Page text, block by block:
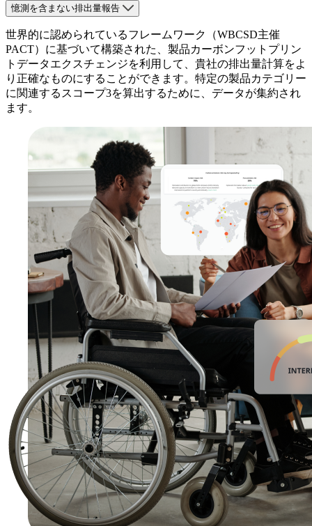
憶測を含まない排出量報告
世界的に認められているフレームワーク（WBCSD主催
PACT）に基づいて構築された、製品カーボンフットプリン
トデータエクスチェンジを利用して、貴社の排出量計算をよ
り正確なものにすることができます。特定の製品カテゴリー
に関連するスコープ3を算出するために、データが集約され
ます。